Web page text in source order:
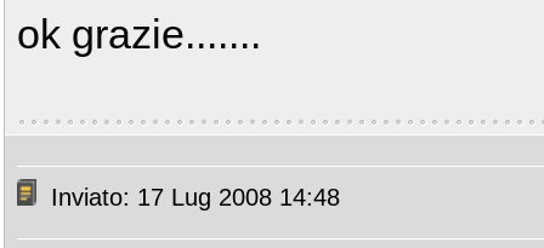
ok grazie.......
Inviato: 17 Lug 2008 14:48